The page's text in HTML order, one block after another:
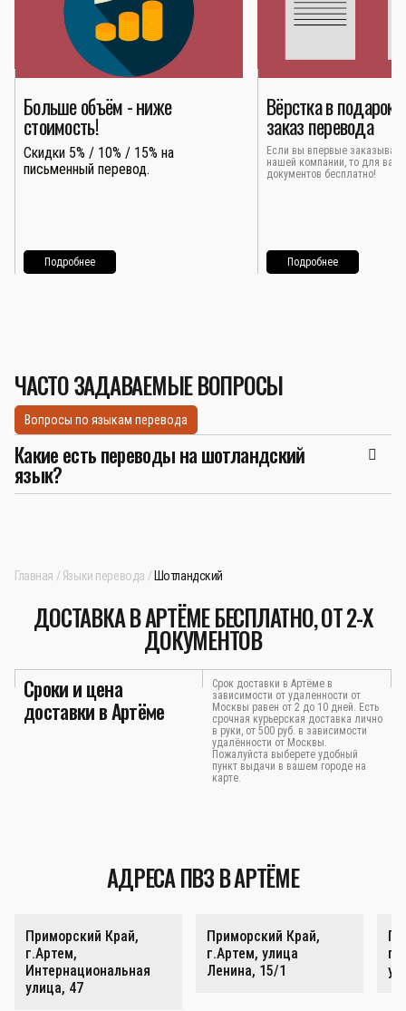
Больше объём - ниже
стоимость!
Скидки 5% / 10% / 15% на
письменный перевод.
Подробнее
Вёрстка в подарок
заказ перевода
Если вы впервые
нашей компании, то для вас
документов бесплатно!
Подробнее
ЧАСТО ЗАДАВАЕМЫЕ ВОПРОСЫ
Вопросы по языкам перевода
Какие есть переводы на шотландский
язык?
Главная Языки перевода Шотландский
ДОСТАВКА В АРТЁМЕ БЕСПЛАТНО, ОТ 2-Х
ДОКУМЕНТОВ
Сроки и цена
доставки в Артёме
Срок доставки в Артёме в
зависимости от удаленности от
Москвы равен от 2 до 10 дней. Есть
срочная курьерская доставка лично
в руки, от 500 руб. в зависимости
удалённости от Москвы.
Пожалуйста выберете удобный
пункт выдачи в вашем городе на
карте.
АДРЕСА ПВЗ В АРТЁМЕ
Приморский Край,
г.Артем,
Интернациональная
улица, 47
Приморский Край,
г.Артем, улица
Ленина, 15/1